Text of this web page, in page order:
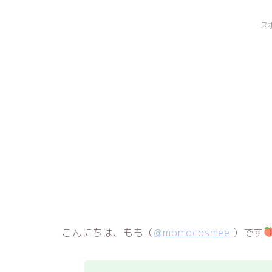
ス
こんにちは、もも（@momocosmee ）です